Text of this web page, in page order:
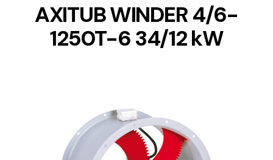
AXITUB WINDER 4/6-
1250T-6 34/12 kW